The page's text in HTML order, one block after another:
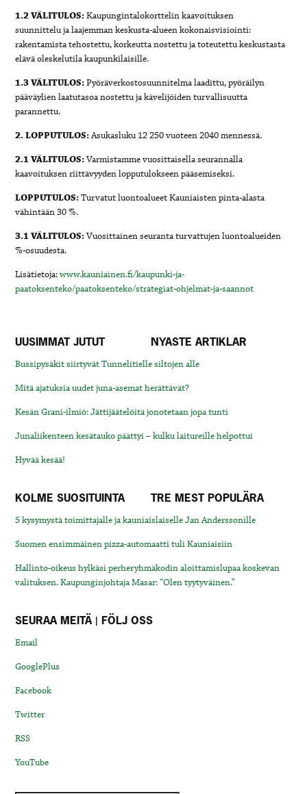
1.2 VÄLITULOS:Kaupungintalokorttelin kaavoituksen
suunnittelu ja laajemman keskusta-alueen kokonaisvisiointi:
rakentamista tehostettu, korkeutta nostettu ja toteutettu keskustasta
elävä oleskelutila kaupunkilaisille.
1.3 VÄLITULOS:Pyöräverkostosuunnitelma laadittu, pyöräilyn
pääväylien laatutasoa nostettu ja kävelijöiden turvallisuutta
parannettu.
2. LOPPUTULOS:Asukasluku 12 250 vuoteen 2040 mennessä.
2.1 VÄLITULOS:Varmistamme vuosittaisella seurannalla
kaavoituksen riittävyyden lopputulokseen pääsemiseksi.
LOPPUTULOS:Turvatut luontoalueet Kauniaisten pinta-alasta
vähintään 30 %.
3.1 VÄLITULOS:Vuosittainen seuranta turvattujen luontoalueiden
%-osuudesta.
Lisätietoja:www.kauniainen.fi/kaupunki-ja-
paatoksenteko/paatoksenteko/strategiat-ohjelmat-ja-saannot
UUSIMMAT JUTUT NYASTE ARTIKLAR
Bussipysäkit siirtyvät Tunnelitielle siltojen alle
Mitä ajatuksia uudet juna-asemat herättävät?
Kesän Grani-ilmiö: Jättijäätelöitä jonotetaan jopa tunti
Junaliikenteen kesätauko päättyi – kulku laitureille helpottui
Hyvää kesää!
KOLME SUOSITUINTA TRE MEST POPULÄRA
5 kysymystä toimittajalle ja kauniaislaiselle Jan Anderssonille
Suomen ensimmäinen pizza-automaatti tuli Kauniaisiin
Hallinto-oikeus hylkäsi perheryhmäkodin aloittamislupaa koskevan
valituksen. Kaupunginjohtaja Masar: “Olen tyytyväinen.”
SEURAA MEITÄ | FÖLJ OSS
Email
GooglePlus
Facebook
Twitter
RSS
YouTube